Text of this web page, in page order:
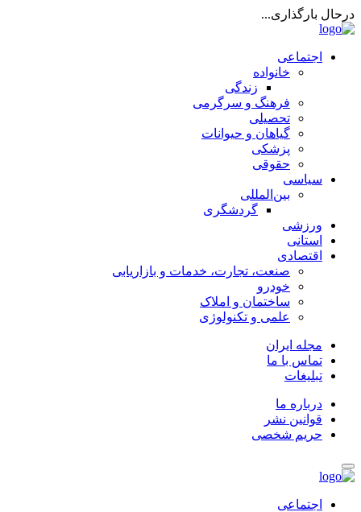
درحال بارگذاری...
اجتماعی
خانواده
زندگی
فرهنگ و سرگرمی
تحصیلی
گیاهان و حیوانات
پزشکی
حقوقی
سیاسی
بین‌المللی
گردشگری
ورزشی
استانی
اقتصادی
صنعت، تجارت، خدمات و بازاریابی
خودرو
ساختمان و املاک
علمی و تکنولوژی
مجله ایران
تماس با ما
تبلیغات
درباره ما
قوانین نشر
حریم شخصی
اجتماعی